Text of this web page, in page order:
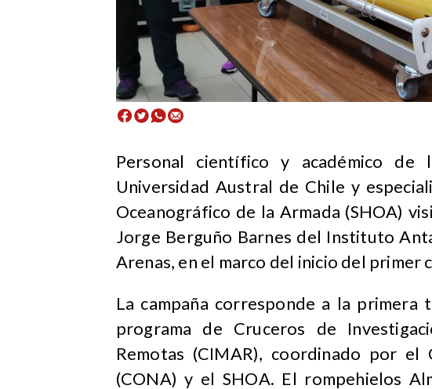
Personal científico y académico de
Universidad Austral de Chile y
Oceanográfico de la Armada (SHOA)
Jorge Berguño Barnes del Instituto
Arenas, en el marco del inicio del primer
La campaña corresponde a la
programa de Cruceros de
Remotas (CIMAR), coordinado por el
(CONA) y el SHOA. El rompehielos